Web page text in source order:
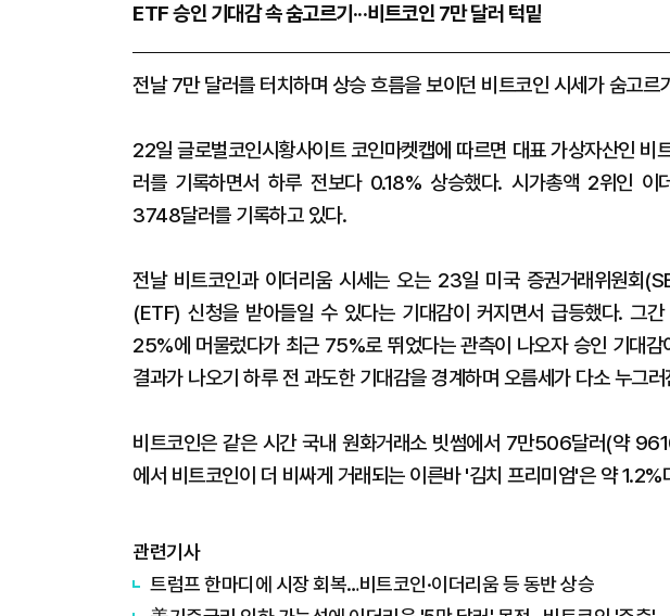
ETF 승인 기대감 속 숨고르기···비트코인 7만 달러 턱밑
전날 7만 달러를 터치하며 상승 흐름을 보이던 비트코인 시세가 숨고르
22일 글로벌코인시황사이트 코인마켓캡에 따르면 대표 가상자산인
러를 기록하면서 하루 전보다 0.18% 상승했다. 시가총액 2위인
3748달러를 기록하고 있다.
전날 비트코인과 이더리움 시세는 오는 23일 미국 증권거래위원회
(ETF) 신청을 받아들일 수 있다는 기대감이 커지면서 급등했다. 그
25%에 머물렀다가 최근 75%로 뛰었다는 관측이 나오자 승인 기대감
결과가 나오기 하루 전 과도한 기대감을 경계하며 오름세가 다소 누그
비트코인은 같은 시간 국내 원화거래소 빗썸에서 7만506달러(약
에서 비트코인이 더 비싸게 거래되는 이른바 '김치 프리미엄'은 약 1.2%
관련기사
​​​​​​트럼프 한마디에 시장 회복…비트코인·이더리움 등 동반 상승